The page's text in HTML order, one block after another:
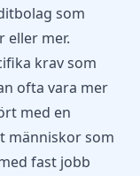
som
eller mer.
krav som
ofta vara mer
med en
människor som
fast jobb